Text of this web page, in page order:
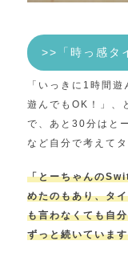
>>「時っ感タ
「いっきに1時間
遊んでもOK！」、
で、あと30分はと
など自分で考えて
「とーちゃんの
めたのもあり、タ
も言わなくても自
ずっと続いていま